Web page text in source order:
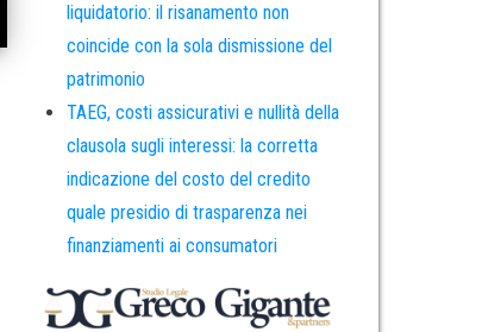
liquidatorio: il risanamento non
coincide con la sola dismissione del
patrimonio
TAEG, costi assicurativi e nullità della
clausola sugli interessi: la corretta
indicazione del costo del credito
quale presidio di trasparenza nei
finanziamenti ai consumatori